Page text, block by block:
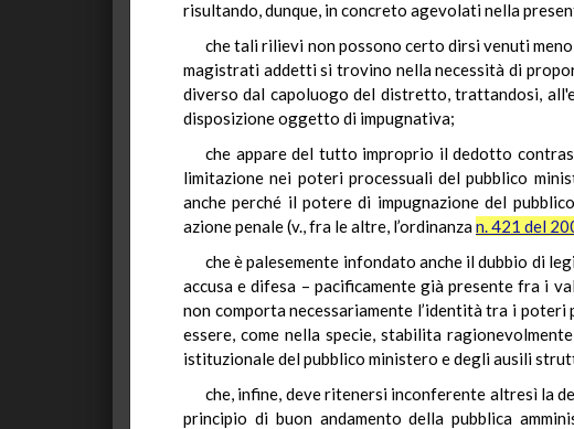
risultando, dunque, in concreto agevolati nella
che tali rilievi non possono certo dirsi venuti
magistrati addetti si trovino nella necessità di
diverso dal capoluogo del distretto, trattandosi,
disposizione oggetto di impugnativa;
che appare del tutto improprio il dedotto
limitazione nei poteri processuali del pubblico
anche perché il potere di impugnazione del
azione penale (v., fra le altre, l’ordinanzan. 421 del
che è palesemente infondato anche il dubbio di
accusa e difesa – pacificamente già presente fra i
non comporta necessariamente l’identità tra i
essere, come nella specie, stabilita
istituzionale del pubblico ministero e degli ausili
che, infine, deve ritenersi inconferente altresì la
principio di buon andamento della pubblica